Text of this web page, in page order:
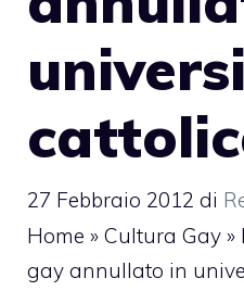
27 Febbraio 2012 di
Home » Cultura Gay »
gay annullato in